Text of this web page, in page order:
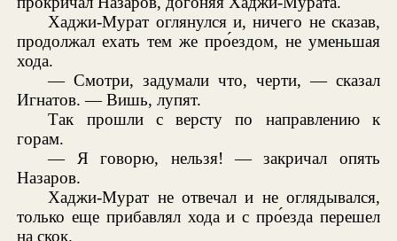
Хаджи-Мурат оглянулся и, ничего не сказав,
продолжал ехать тем же про́ездом, не уменьшая
хода.
— Смотри, задумали что, черти, — сказал
Игнатов. — Вишь, лупят.
Так прошли с версту по направлению к
горам.
— Я говорю, нельзя! — закричал опять
Назаров.
Хаджи-Мурат не отвечал и не оглядывался,
только еще прибавлял хода и с про́езда перешел
на скок.